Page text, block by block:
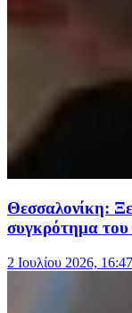
Θεσσαλονίκη:
συγκρότημα
2 Ιουλίου 2026, 16:47